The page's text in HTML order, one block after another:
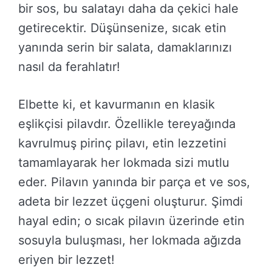
bir sos, bu salatayı daha da çekici hale
getirecektir. Düşünsenize, sıcak etin
yanında serin bir salata, damaklarınızı
nasıl da ferahlatır!
Elbette ki, et kavurmanın en klasik
eşlikçisi pilavdır. Özellikle tereyağında
kavrulmuş pirinç pilavı, etin lezzetini
tamamlayarak her lokmada sizi mutlu
eder. Pilavın yanında bir parça et ve sos,
adeta bir lezzet üçgeni oluşturur. Şimdi
hayal edin; o sıcak pilavın üzerinde etin
sosuyla buluşması, her lokmada ağızda
eriyen bir lezzet!